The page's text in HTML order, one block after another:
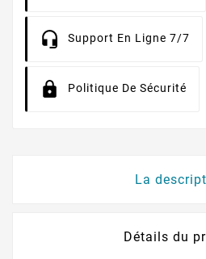
Support En Ligne 7/7
Politique De Sécurité
La
Détails du